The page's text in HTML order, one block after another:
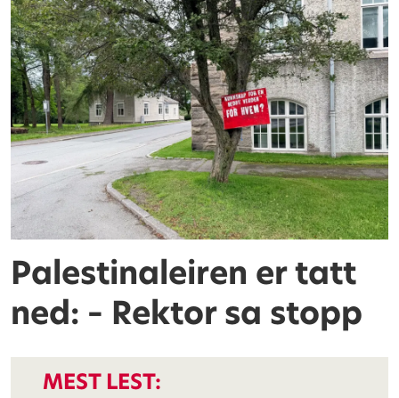
Palestinaleiren er tatt
ned: – Rektor sa stopp
MEST LEST: